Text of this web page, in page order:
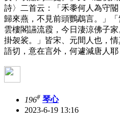
詩〉二首云：「禾黍何人為守
歸來燕，不見前頭鸚鵡言。」「
雲樓閣讌流霞，今日淒涼佛子
掛袈裟。」皆宋、元間人也，情
語切，意在言外，何遽減唐人耶
196# 琴心
2023-6-19 13:16